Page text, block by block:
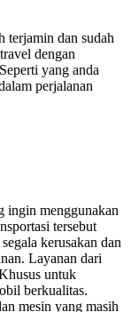
terjamin dan sudah
dengan
yang anda
perjalanan
ingin menggunakan
tersebut
kerusakan dan
Layanan dari
untuk
berkualitas.
mesin yang masih